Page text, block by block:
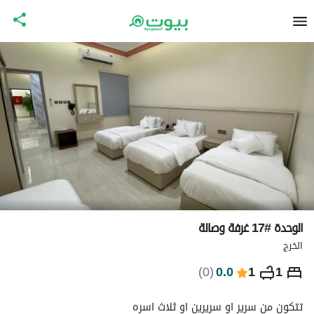
الوحدة #17 غرفة وصالة
الخرج
1
1
0.0
(
0
) ⃁
218 ليلة
التفاصيل الاماكن القريبة
تتكون من سرير او سريرين او ثلاث اسره